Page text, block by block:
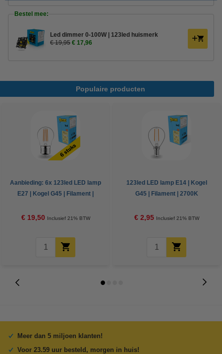
Bestel mee:
Led dimmer 0-100W | 123led huismerk
€ 19,95 € 17,96
Populaire producten
Aanbieding: 6x 123led LED lamp
E27 | Kogel G45 | Filament |
€ 19,50 Inclusief 21% BTW
123led LED lamp E14 | Kogel
G45 | Filament | 2700K
€ 2,95 Inclusief 21% BTW
Meer dan 5 miljoen klanten!
Voor 23.59 uur besteld, morgen in huis!